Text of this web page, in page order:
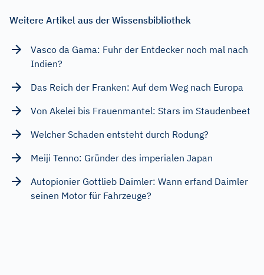
Weitere Artikel aus der Wissensbibliothek
Vasco da Gama: Fuhr der Entdecker noch mal nach
Indien?
Das Reich der Franken: Auf dem Weg nach Europa
Von Akelei bis Frauenmantel: Stars im Staudenbeet
Welcher Schaden entsteht durch Rodung?
Meiji Tenno: Gründer des imperialen Japan
Autopionier Gottlieb Daimler: Wann erfand Daimler
seinen Motor für Fahrzeuge?